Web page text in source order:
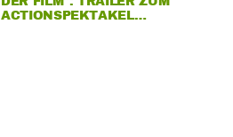
ACTIONSPEKTAKEL…